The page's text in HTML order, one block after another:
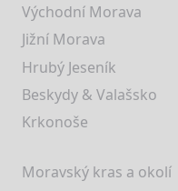
Východní Morava
Jižní Morava
Hrubý Jeseník
Beskydy & Valašsko
Krkonoše
Moravský kras a okolí